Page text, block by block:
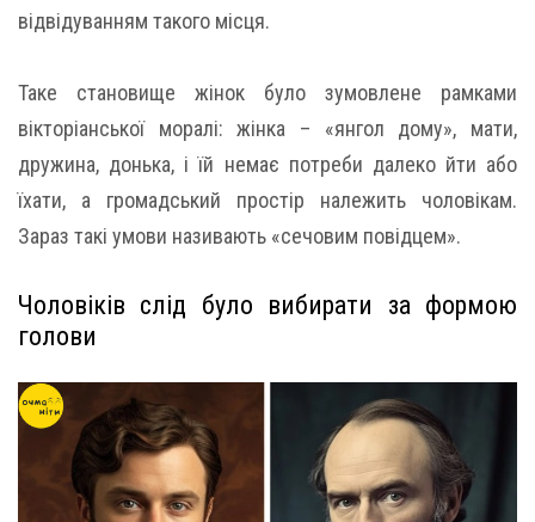
відвідуванням такого місця.
Таке становище жінок було зумовлене рамками
вікторіанської моралі: жінка – «янгол дому», мати,
дружина, донька, і їй немає потреби далеко йти або
їхати, а громадський простір належить чоловікам.
Зараз такі умови називають «сечовим повідцем».
Чоловіків слід було вибирати за формою
голови